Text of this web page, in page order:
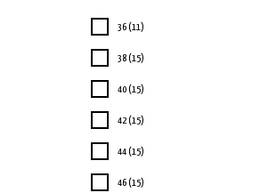
36 (11)
38 (15)
40 (15)
42 (15)
44 (15)
46 (15)